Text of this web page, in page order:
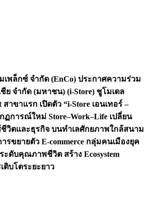
เพล็กซ์ จำกัด (EnCo) ประกาศความร่วม
ย จำกัด (มหาชน) (i-Store) ชูโมเดล
สาขาแรก เปิดตัว “i-Store เอนเทอร์ –
ฏการณ์ใหม่ Store–Work–Life เปลี่ยน
วิตและธุรกิจ บนทำเลศักยภาพใกล้สนาม
รขยายตัว E-commerce กลุ่มคนเมืองยุค
ะดับคุณภาพชีวิต สร้าง Ecosystem
ติบโตระยะยาว